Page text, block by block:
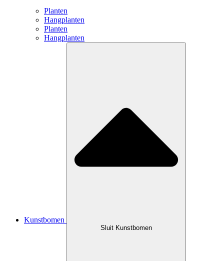
Planten
Hangplanten
Planten
Hangplanten
Kunstbomen
Sluit Kunstbomen